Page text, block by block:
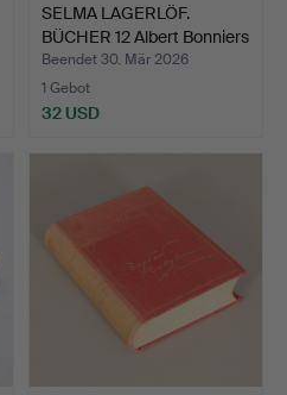
SELMA LAGERLÖF.
BÜCHER 12 Albert Bonniers
…
Beendet 30. Mär 2026
1 Gebot
32 USD